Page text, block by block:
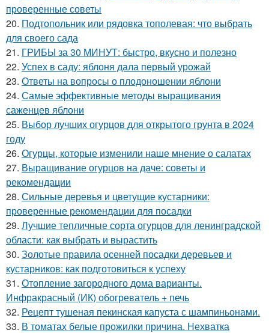
проверенные советы
20. Подтопольник или рядовка тополевая: что выбрать
для своего сада
21. ГРИБЫ за 30 МИНУТ: быстро, вкусно и полезно
22. Успех в саду: яблоня дала первый урожай
23. Ответы на вопросы о плодоношении яблони
24. Самые эффективные методы выращивания
саженцев яблони
25. Выбор лучших огурцов для открытого грунта в 2024
году
26. Огурцы, которые изменили наше мнение о салатах
27. Выращивание огурцов на даче: советы и
рекомендации
28. Сильные деревья и цветущие кустарники:
проверенные рекомендации для посадки
29. Лучшие тепличные сорта огурцов для ленинградской
области: как выбрать и вырастить
30. Золотые правила осенней посадки деревьев и
кустарников: как подготовиться к успеху
31. Отопление загородного дома варианты.
Инфракрасный (ИК) обогреватель + печь
32. Рецепт тушеная пекинская капуста с шампиньонами.
33. В томатах белые прожилки причина. Нехватка